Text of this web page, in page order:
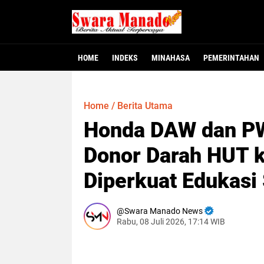
HOME INDEKS MINAHASA PEMERINTAHAN
Home / Berita Utama
Honda DAW dan
Donor Darah HUT
Diperkuat
Swara Manado News
Rabu, 08 Juli 2026, 17:14 WIB